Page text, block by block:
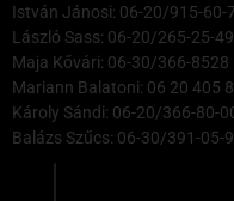
István Jánosi: 06-20/915-60-
László Sass: 06-20/265-25-49
Maja Kővári: 06-30/366-8528
Mariann Balatoni: 06 20 405
Károly Sándi: 06-20/366-80-
Balázs Szűcs: 06-30/391-05-